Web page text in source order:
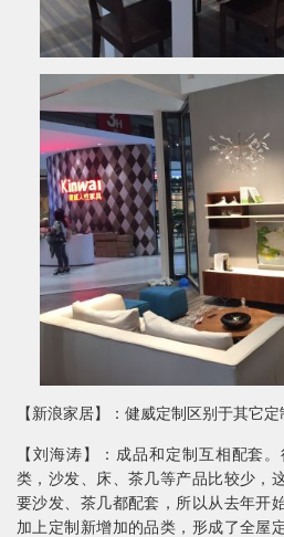
【新浪家居】：健威定制区别于其它
【刘海涛】：成品和定制互相配套
类，沙发、床、茶几等产品比较少，
要沙发、茶几都配套，所以从去年开
加上定制新增加的品类，形成了全屋